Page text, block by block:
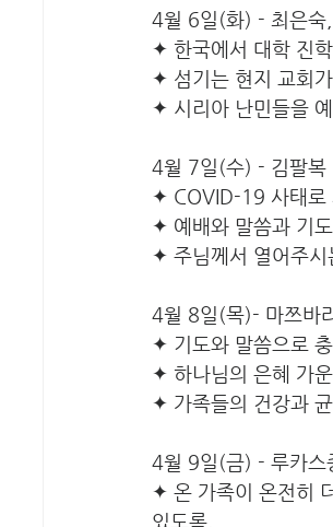
4월 6일(화) - 최은숙
✦ 한국에서 대학 진
✦ 섬기는 현지 교회
✦ 시리아 난민들을
4월 7일(수) - 김팔복
✦ COVID-19 사태로
✦ 예배와 말씀과 기
✦ 주님께서 열어주시
4월 8일(목)- 마쯔바
✦ 기도와 말씀으로
✦ 하나님의 은혜 가
✦ 가족들의 건강과
4월 9일(금) - 루카스
✦ 온 가족이 온전히
있도록.